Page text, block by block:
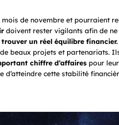
de novembre et pourraient
doivent rester vigilants afin de
trouver un réel équilibre financier.
beaux projets et partenariats.
chiffre d’affaires pour
cette stabilité